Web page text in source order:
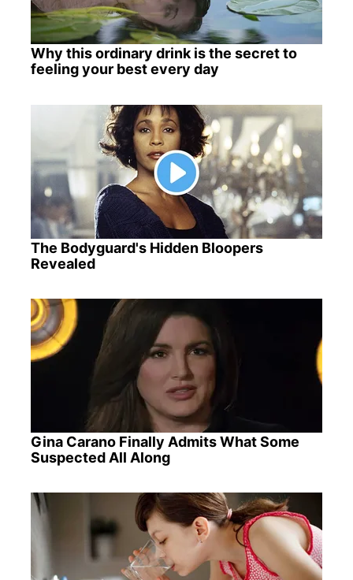
Why this ordinary drink is the secret to
feeling your best every day
The Bodyguard's Hidden Bloopers
Revealed
Gina Carano Finally Admits What Some
Suspected All Along